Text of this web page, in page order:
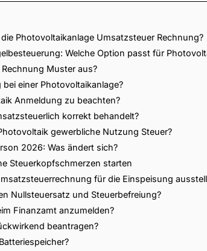
Photovoltaikanlage Umsatzsteuer Rechnung?
Welche Option passt für
Muster aus?
einer Photovoltaikanlage?
Anmeldung zu beachten?
korrekt behandelt?
gewerbliche Nutzung Steuer?
2026: Was ändert sich?
Steuerkopfschmerzen starten
für die Einspeisung
Nullsteuersatz und Steuerbefreiung?
Finanzamt anzumelden?
beantragen?